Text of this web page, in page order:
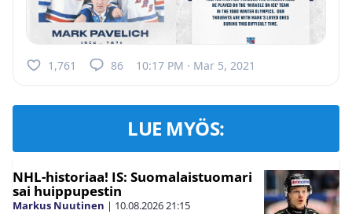
1,761 86 10:17 PM · Mar 5, 2021
LUE MYÖS:
NHL-historiaa! IS: Suomalaistuomari
sai huippupestin
Markus Nuutinen | 10.08.202621:15